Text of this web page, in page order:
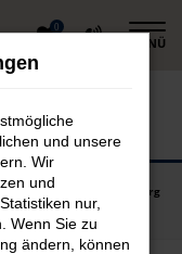
0
MENÜ
Neuwagen in Regensburg
und unsere
Wir
und
nur,
Wenn Sie zu
ändern, können